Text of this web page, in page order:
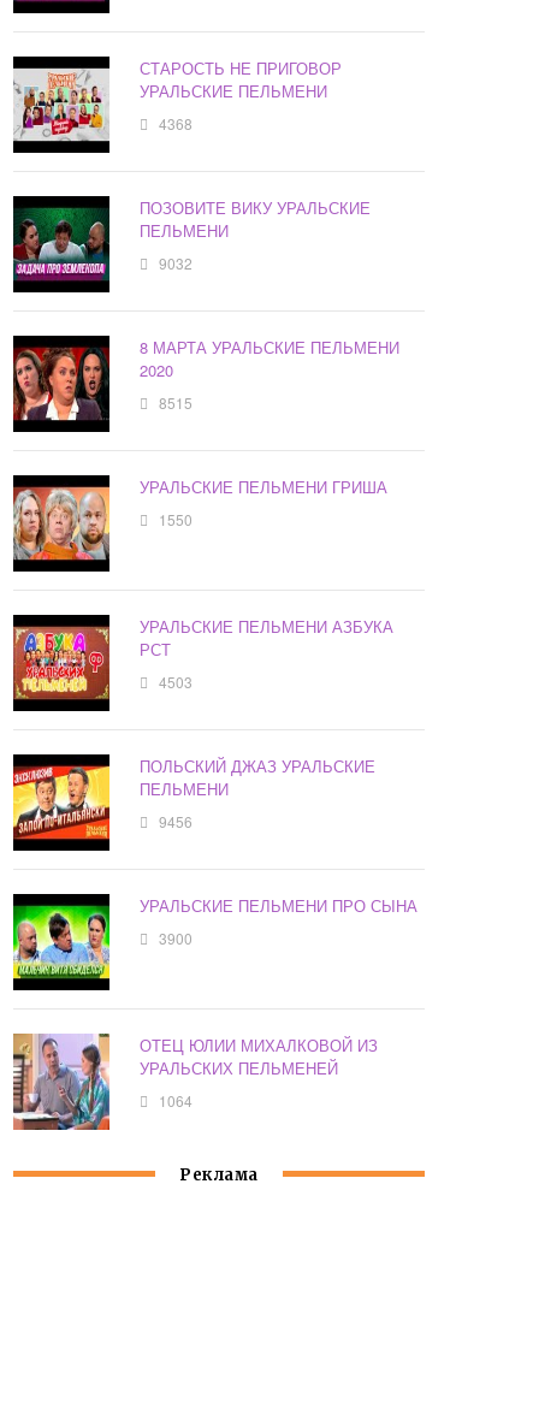
СТАРОСТЬ НЕ ПРИГОВОР
УРАЛЬСКИЕ ПЕЛЬМЕНИ
4368
ПОЗОВИТЕ ВИКУ УРАЛЬСКИЕ
ПЕЛЬМЕНИ
9032
8 МАРТА УРАЛЬСКИЕ ПЕЛЬМЕНИ
2020
8515
УРАЛЬСКИЕ ПЕЛЬМЕНИ ГРИША
1550
УРАЛЬСКИЕ ПЕЛЬМЕНИ АЗБУКА
РСТ
4503
ПОЛЬСКИЙ ДЖАЗ УРАЛЬСКИЕ
ПЕЛЬМЕНИ
9456
УРАЛЬСКИЕ ПЕЛЬМЕНИ ПРО СЫНА
3900
ОТЕЦ ЮЛИИ МИХАЛКОВОЙ ИЗ
УРАЛЬСКИХ ПЕЛЬМЕНЕЙ
1064
Реклама